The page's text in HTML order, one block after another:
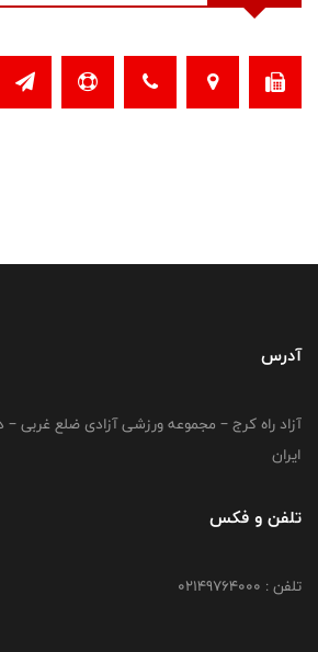
آدرس
آزاد راه کرج – مجموعه ورزشی آزادی ضلع غربی
ایران
تلفن و فکس
تلفن : 02149764000